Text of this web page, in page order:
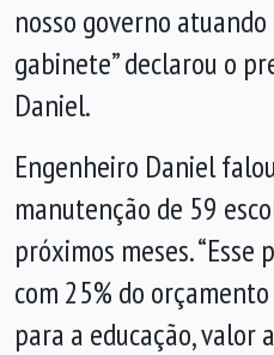
nosso governo
gabinete” declarou o
Daniel.
Engenheiro Daniel
manutenção de 59
próximos meses.“Esse
com 25% do
para a educação, valor